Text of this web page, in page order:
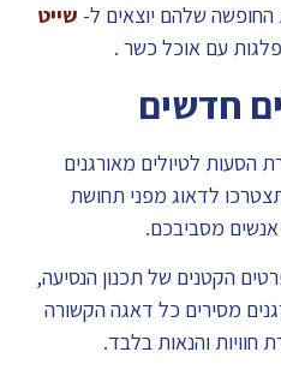
החופשה שלהם יוצאים ל- שייט
עם אוכל כשר .
חדשים
הסעות לטיולים מאורגנים
לדאוג מפני תחושת
אנשים מסביבכם.
הקטנים של תכנון הנסיעה,
מסירים כל דאגה הקשורה
חוויות והנאות בלבד.